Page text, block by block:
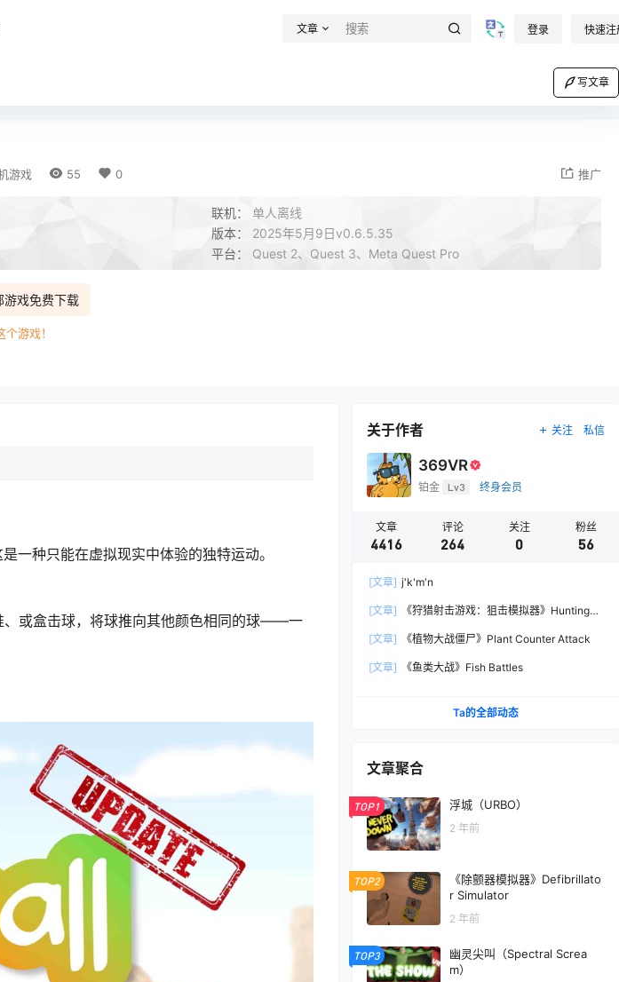
文章 登录 快速注
写文章
游戏 55 0 推广
联机： 单人离线
版本： 2025年5月9日v0.6.5.35
平台： Quest 2、Quest 3、Meta Quest Pro
游戏免费下载
游戏！
种只能在虚拟现实中体验的独特运动。
、或盒击球，将球推向其他颜色相同的球——一
关于作者 关注 私信
369VR
铂金 Lv3 终身会员
文章
4416
评论
264
关注
0
粉丝
56
[文章] j'k'm'n
[文章]
《狩猎射击游戏：狙击模拟器》Hunting
[文章]
《植物大战僵尸》Plant Counter Attack
[文章] 《鱼类大战》Fish Battles
Ta的全部动态
文章聚合
TOP1 浮城（URBO）
2 年前
TOP2
《除颤器模拟器》Defibrillato
r Simulator
2 年前
TOP3
幽灵尖叫（Spectral Screa
m）